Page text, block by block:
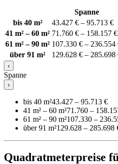
Spanne
bis 40 m²
43.427 € – 95.713 €
41 m² – 60 m² 71.760 € – 158.157 €
61 m² – 90 m² 107.330 € – 236.554
über 91 m²
129.628 € – 285.698
‹
Spanne
›
bis 40 m²43.427 – 95.713 €
41 m² – 60 m²71.760 –
61 m² – 90 m²107.330 –
über 91 m²129.628 – 285.698
Quadratmeterpreise